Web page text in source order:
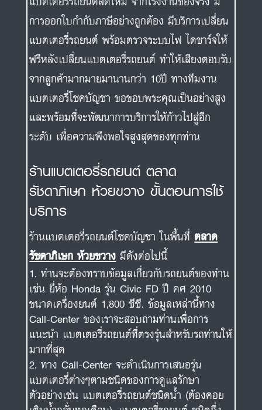
การออกใบกำกับภาษีอย่างถูกต้อง มีบริการเปลี่ยน
แบตเตอรี่รถยนต์ พร้อมตรวจระบบไฟ ไดชาร์จให้
ฟรีหลังเปลี่ยนแบตเตอรี่รถยนต์ ทำให้เสียงตอบรับ
จากลูกค้ามากมายมานานกว่า 10ปี ทางทีมงาน
แบตเตอรี่โชคบัญชา ขอขอบพระคุณเป็นอย่างสูง
และพร้อมที่จะพัฒนาการบริการให้ก้าวไปสู่อีก
ระดับ เพื่อความพึงพอใจสูงสุดของทุกท่าน
ร้านแบตเตอรี่รถยนต์ ตลาด
รัชดาภิเษก ห้วยขวาง ขั้นตอนการใช้
บริการ
ร้านแบตเตอรี่รถยนต์โชคบัญชา ในพื้นที่ ตลาด
รัชดาภิเษก ห้วยขวาง มีดังต่อไปนี้
ท่านจะต้องทราบข้อมูลเกี่ยวกับรถยนต์ของท่าน
เช่น ยี่ห้อ Honda รุ่น Civic FD ปี คศ 2010
ขนาดเครื่องยนต์ 1,800 ซีซี. ข้อมูลเหล่านี้ทาง
Call-Center ของเราจะสอบถามท่านเพื่อการ
แนะนำ แบตเตอรี่รถยนต์ที่ตรงรุ่นสำหรับรถท่านให้
มากที่สุด
ทาง Call-Center จะดำเนินการเสนอรุ่น
แบตเตอรี่ต่างๆตามชนิดของการดูแลรักษา
ตัวอย่างเช่น แบตเตอรี่รถยนต์ชนิดน้ำ (ต้องคอย